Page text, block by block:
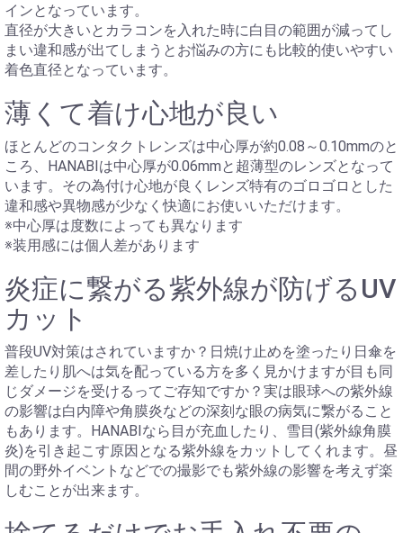
インとなっています。
直径が大きいとカラコンを入れた時に白目の範囲が減ってし
まい違和感が出てしまうとお悩みの方にも比較的使いやすい
着色直径となっています。
薄くて着け心地が良い
ほとんどのコンタクトレンズは中心厚が約0.08～0.10mmのと
ころ、HANABIは中心厚が0.06mmと超薄型のレンズとなって
います。その為付け心地が良くレンズ特有のゴロゴロとした
違和感や異物感が少なく快適にお使いいただけます。
※中心厚は度数によっても異なります
※装用感には個人差があります
炎症に繋がる紫外線が防げるUV
カット
普段UV対策はされていますか？日焼け止めを塗ったり日傘を
差したり肌へは気を配っている方を多く見かけますが目も同
じダメージを受けるってご存知ですか？実は眼球への紫外線
の影響は白内障や角膜炎などの深刻な眼の病気に繋がること
もあります。HANABIなら目が充血したり、雪目(紫外線角膜
炎)を引き起こす原因となる紫外線をカットしてくれます。昼
間の野外イベントなどでの撮影でも紫外線の影響を考えず楽
しむことが出来ます。